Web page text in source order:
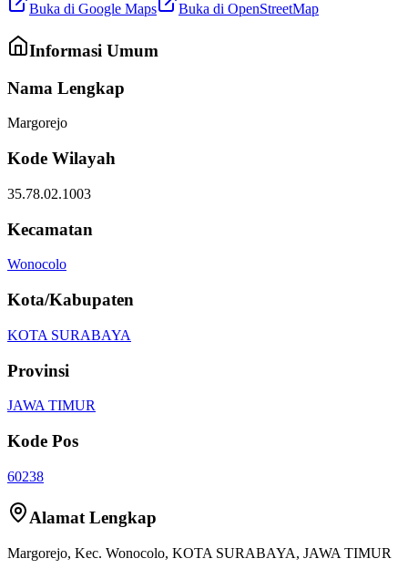
Buka di Google Maps
Buka di OpenStreetMap
Informasi Umum
Nama Lengkap
Margorejo
Kode Wilayah
35.78.02.1003
Kecamatan
Wonocolo
Kota/Kabupaten
KOTA SURABAYA
Provinsi
JAWA TIMUR
Kode Pos
60238
Alamat Lengkap
Margorejo, Kec. Wonocolo, KOTA SURABAYA, JAWA TIMUR